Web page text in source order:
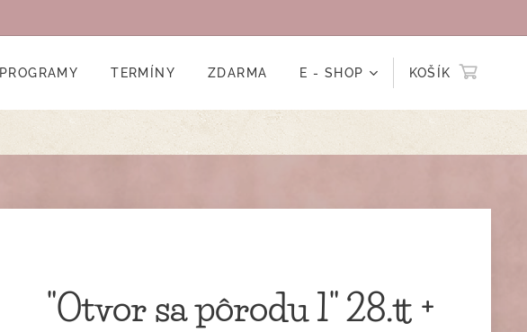
PROGRAMY TERMÍNY ZDARMA E - SHOP KOŠÍK
"Otvor sa pôrodu 1" 28.tt +